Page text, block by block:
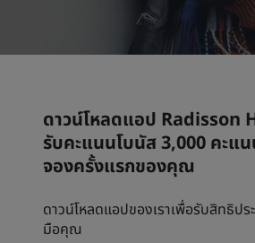
Jin Jiang
Kunlun Golden
ดาวน์โหลดแอป Radisson
รับคะแนนโบนัส 3,000 คะแ
จองครั้งแรกของคุณ
ดาวน์โหลดแอปของเราเพื่อรับสิทธิปร
มือคุณ